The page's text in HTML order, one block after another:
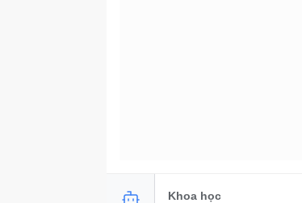
Khoa học